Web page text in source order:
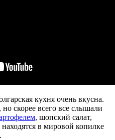
кухня очень вкусна.
скорее всего все слышали
, шопский салат,
в мировой копилке